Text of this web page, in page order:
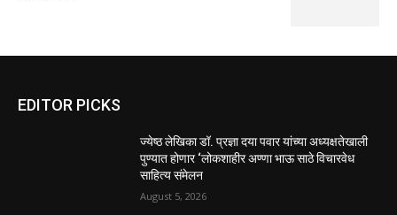
EDITOR PICKS
ज्येष्ठ लेखिका डॉ. प्रज्ञा दया पवार यांच्या अध्यक्षतेखाली
पुण्यात होणार ‘लोकशाहीर अण्णा भाऊ साठे विचारवेध
साहित्य संमेलन
August 5, 2026